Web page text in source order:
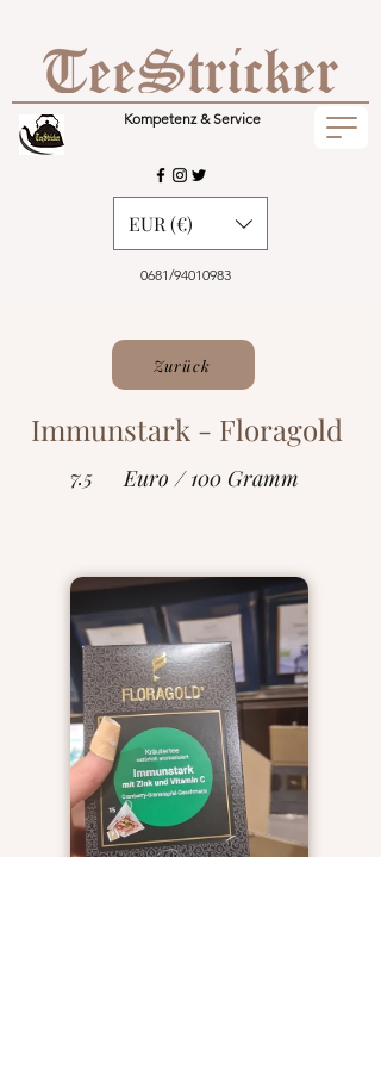
Kompetenz & Service
0681/94010983
EUR (€)
Zurück
Immunstark - Floragold
7.5 Euro / 100 Gramm